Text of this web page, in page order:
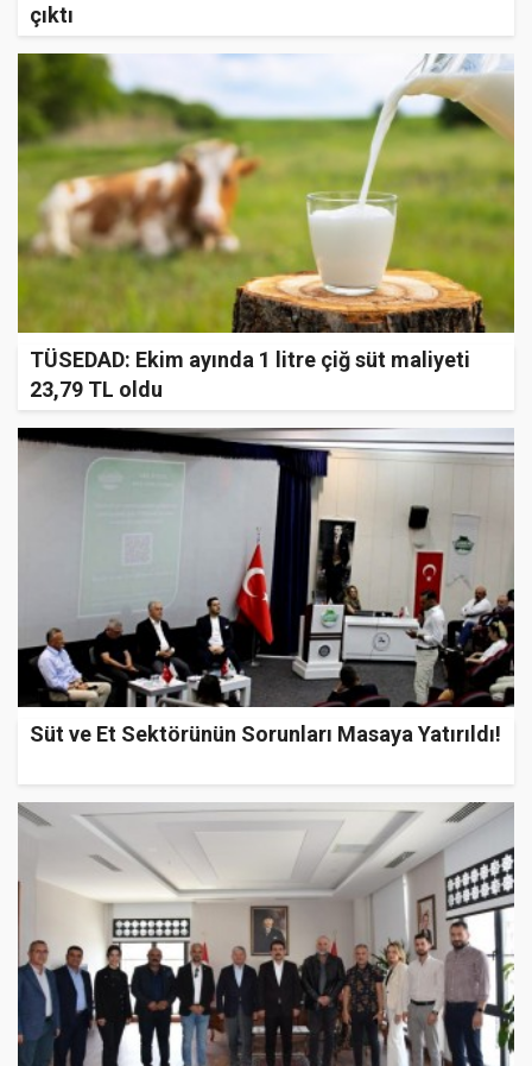
çıktı
TÜSEDAD: Ekim ayında 1 litre çiğ süt maliyeti
23,79 TL oldu
Süt ve Et Sektörünün Sorunları Masaya Yatırıldı!